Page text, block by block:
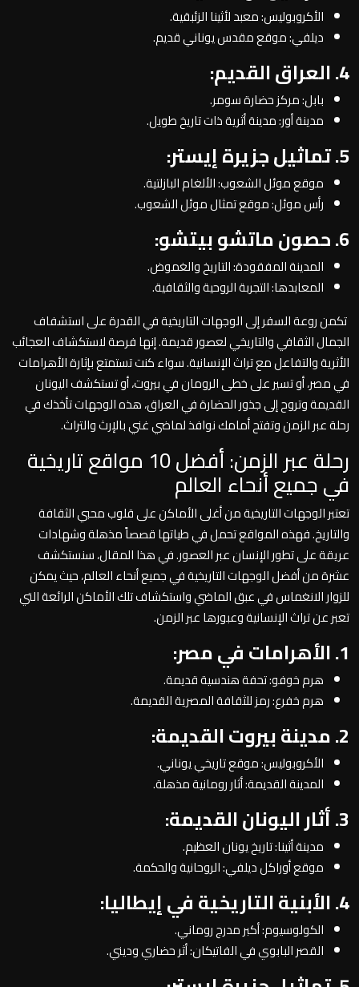
الأكروبوليس: معبد لأثينا الزئبقية.
ديلفي: موقع مقدس يوناني قديم.
4. العراق القديم:
بابل: مركز حضارة سومر.
مدينة أور: مدينة أثرية ذات تاريخ طويل.
5. تماثيل جزيرة إيستر:
موقع موئل الشعوب: الألغام البازلتية.
رأس موئل: موقع تمثال موئل الشعوب.
6. حصون ماتشو بيتشو:
المدينة المفقودة: التاريخ والغموض.
المعابدها: التجربة الروحية والثقافية.
تكمن روعة السفر إلى الوجهات التاريخية في القدرة على استشفاف
الجمال الثقافي والتاريخي لعصور قديمة. إنها فرصة لاستكشاف العجائب
الأثرية والتفاعل مع تراث الإنسانية. سواء كنت تستمتع بإثارة الأهرامات
في مصر، أو تسير على خطى الرومان في بيروت، أو تستكشف اليونان
القديمة وتروح إلى جذور الحضارة في العراق، هذه الوجهات تأخذك في
رحلة عبر الزمن وتفتح أمامك نوافذ لماضي غني بالإرث والتراث.
رحلة عبر الزمن: أفضل 10 مواقع تاريخية
في جميع أنحاء العالم
تعتبر الوجهات التاريخية من أغلى الأماكن على قلوب محبي الثقافة
والتاريخ. فهذه المواقع تحمل في طياتها قصصاً مذهلة وشهادات
عريقة على تطور الإنسان عبر العصور. في هذا المقال، سنستكشف
عشرة من أفضل الوجهات التاريخية في جميع أنحاء العالم، حيث يمكن
للزوار الانغماس في عبق الماضي واستكشاف تلك الأماكن الرائعة التي
تعبر عن تراث الإنسانية وعبورها عبر الزمن.
1. الأهرامات في مصر:
هرم خوفو: تحفة هندسية قديمة.
هرم خفرع: رمز للثقافة المصرية القديمة.
2. مدينة بيروت القديمة:
الأكروبوليس: موقع تاريخي يوناني.
المدينة القديمة: أثار رومانية مذهلة.
3. أثار اليونان القديمة:
مدينة أثينا: تاريخ يونان العظيم.
موقع أوراكل ديلفي: الروحانية والحكمة.
4. الأبنية التاريخية في إيطاليا:
الكولوسيوم: أكبر مدرج روماني.
القصر البابوي في الفاتيكان: أثر حضاري وديني.